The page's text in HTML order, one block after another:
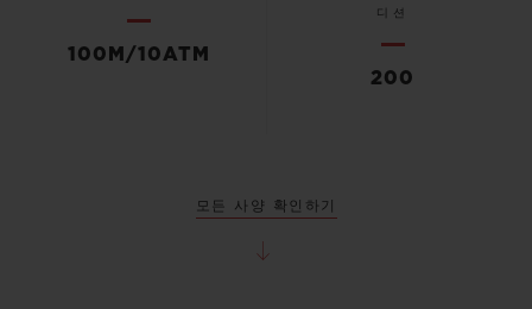
100M/10ATM
디션
200
모든 사양 확인하기